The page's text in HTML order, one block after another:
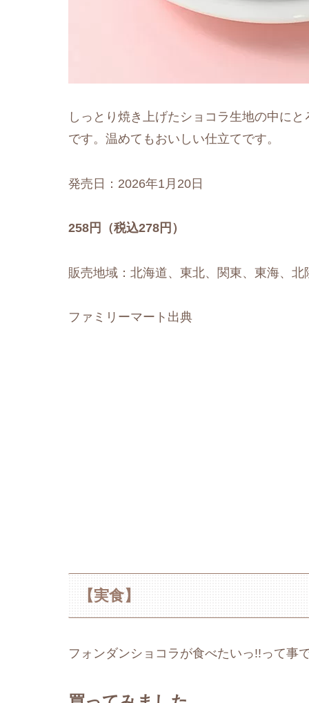
しっとり焼き上げたショコラ生地の中に
です。温めてもおいしい仕立てです。
発売日：2026年1月20日
258円（税込278円）
販売地域：北海道、東北、関東、東海、
ファミリーマート出典
【実食】
フォンダンショコラが食べたいっ!!って事